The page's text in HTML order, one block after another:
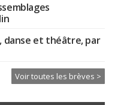
danse et théâtre, par
Voir toutes les brèves >